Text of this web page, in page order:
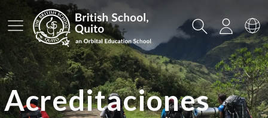
Menú principal BuscarIniciar
Acreditaciones